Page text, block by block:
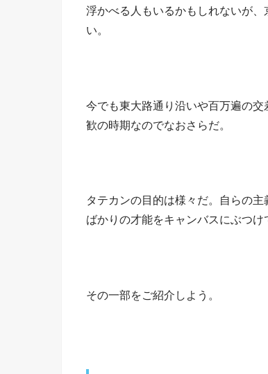
浮かべる人もいるかもしれないが
い。
今でも東大路通り沿いや百万遍の
歓の時期なのでなおさらだ。
タテカンの目的は様々だ。自らの
ばかりの才能をキャンバスにぶつけ
その一部をご紹介しよう。